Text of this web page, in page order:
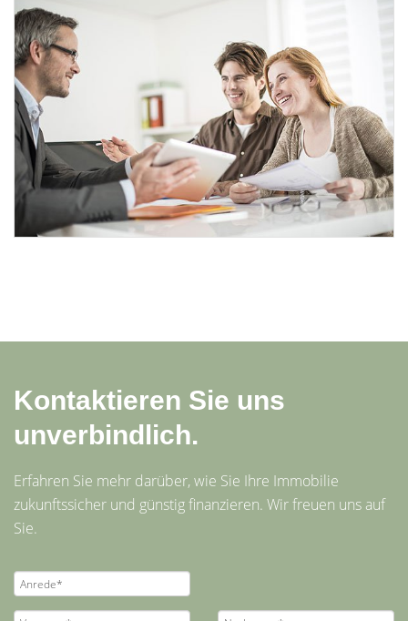
Kontaktieren Sie uns
unverbindlich.
Erfahren Sie mehr darüber, wie Sie Ihre Immobilie
zukunftssicher und günstig finanzieren. Wir freuen uns auf
Sie.